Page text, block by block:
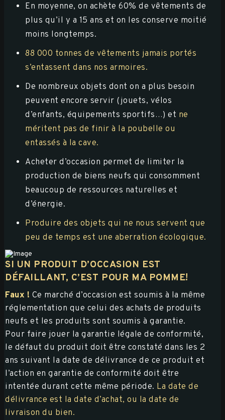
En moyenne, on achète 60% de vêtements de
plus qu’il y a 15 ans et on les conserve moitié
moins longtemps.
88 000 tonnes de vêtements jamais portés
s’entassent dans nos armoires.
De nombreux objets dont on a plus besoin
peuvent encore servir (jouets, vélos
d’enfants, équipements sportifs…) et ne
méritent pas de finir à la poubelle ou
entassés à la cave.
Acheter d’occasion permet de limiter la
production de biens neufs qui consomment
beaucoup de ressources naturelles et
d’énergie.
Produire des objets qui ne nous servent que
peu de temps est une aberration écologique.
SI UN PRODUIT D’OCCASION EST
DÉFAILLANT, C’EST POUR MA POMME!
Faux ! Ce marché d’occasion est soumis à la même
réglementation que celui des achats de produits
neufs et les produits sont soumis à garantie.
Pour faire jouer la garantie légale de conformité,
le défaut du produit doit être constaté dans les 2
ans suivant la date de délivrance de ce produit et
l’action en garantie de conformité doit être
intentée durant cette même période. La date de
délivrance est la date d’achat, ou la date de
livraison du bien.